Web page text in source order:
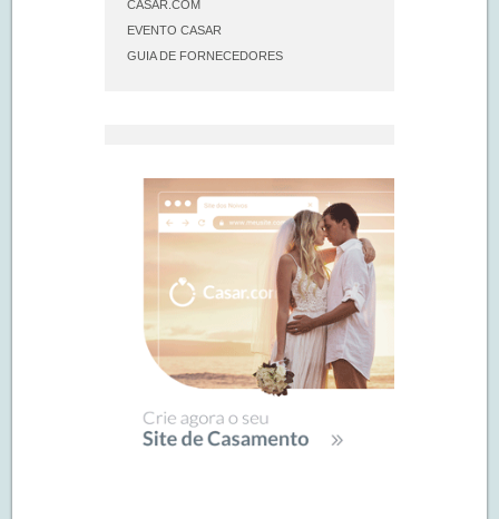
CASAR.COM
EVENTO CASAR
GUIA DE FORNECEDORES